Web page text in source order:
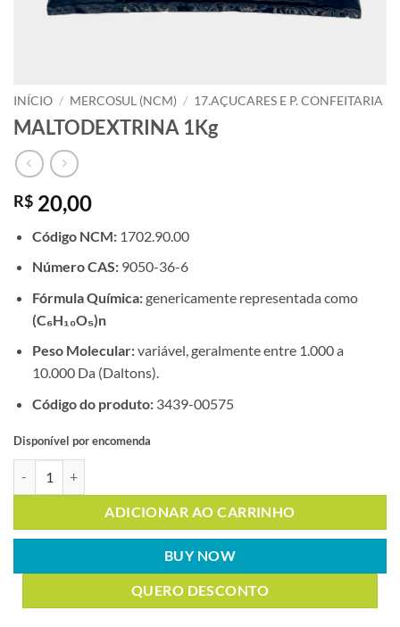
INÍCIO / MERCOSUL (NCM) / 17.AÇUCARES E P. CONFEITARIA
MALTODEXTRINA 1Kg
R$ 20,00
Código NCM:1702.90.00
Número CAS:9050-36-6
Fórmula Química:genericamente representada como
(C₆H₁₀O₅)n
Peso Molecular:variável, geralmente entre 1.000 a
10.000 Da (Daltons).
Código do produto:3439-00575
Disponível por encomenda
ADICIONAR AO CARRINHO
BUY NOW
QUERO DESCONTO